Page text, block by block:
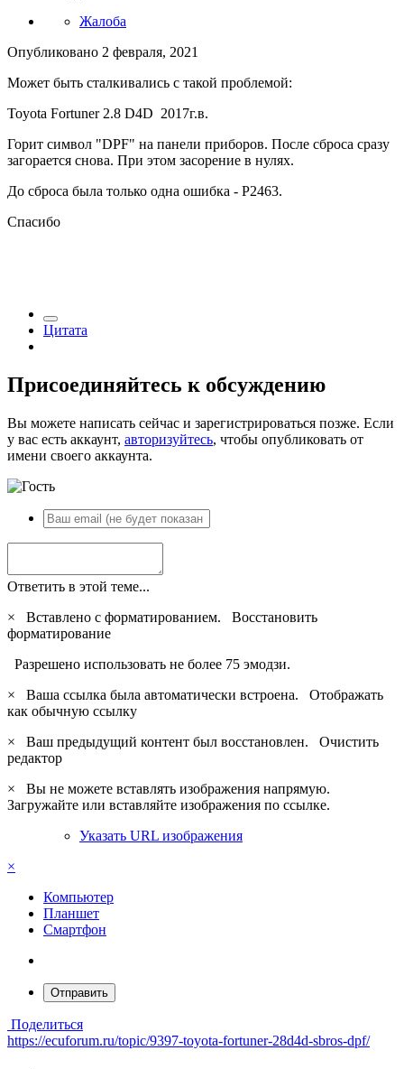
Жалоба
Опубликовано 2 февраля, 2021
Может быть сталкивались с такой проблемой:
Toyota Fortuner 2.8 D4D 2017г.в.
Горит символ "DPF" на панели приборов. После сброса сразу
загорается снова. При этом засорение в нулях.
До сброса была только одна ошибка - P2463.
Спасибо
Цитата
Присоединяйтесь к обсуждению
Вы можете написать сейчас и зарегистрироваться позже. Если
у вас есть аккаунт, авторизуйтесь, чтобы опубликовать от
имени своего аккаунта.
Ответить в этой теме...
×
Вставлено с форматированием. Восстановить
форматирование
Разрешено использовать не более 75 эмодзи.
×
Ваша ссылка была автоматически встроена. Отображать
как обычную ссылку
×
Ваш предыдущий контент был восстановлен. Очистить
редактор
×
Вы не можете вставлять изображения напрямую.
Загружайте или вставляйте изображения по ссылке.
Указать URL изображения
×
Компьютер
Планшет
Смартфон
Отправить
Поделиться
https://ecuforum.ru/topic/9397-toyota-fortuner-28d4d-sbros-dpf/